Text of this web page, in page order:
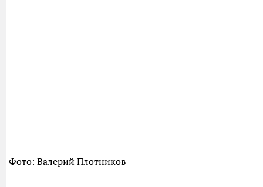
Фото: Валерий Плотников